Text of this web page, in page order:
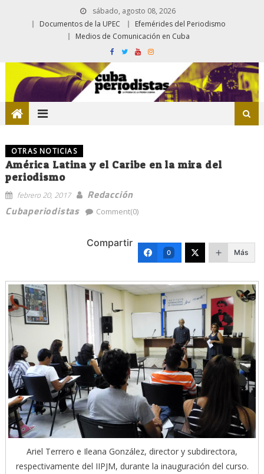
sábado, agosto 08, 2026
Documentos de la UPEC
Efemérides del Periodismo
Medios de Comunicación en Cuba
OTRAS NOTICIAS
América Latina y el Caribe en la mira del
periodismo
febrero 20, 2017
Redacción
Cubaperiodistas
Comment(0)
Compartir
0 Más
Ariel Terrero e Ileana González, director y subdirectora,
respectivamente del IIPJM, durante la inauguración del curso.